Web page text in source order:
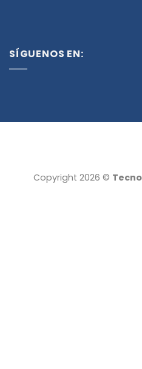
SÍGUENOS EN:
Copyright 2026 ©